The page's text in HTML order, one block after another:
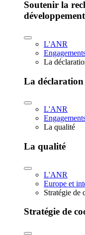
Soutenir la
L'ANR
La
La déclaration
L'ANR
La qualité
La qualité
L'ANR
Europe et
Stratégie de
Stratégie de